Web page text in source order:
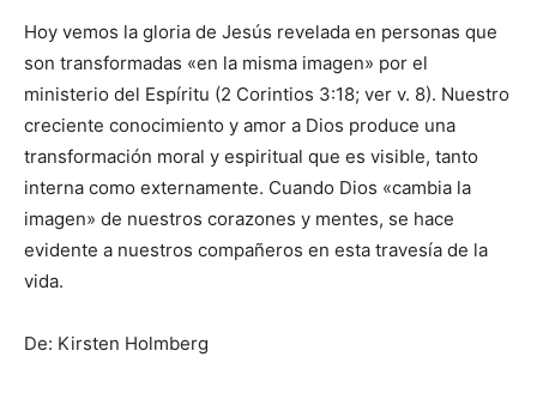
Hoy vemos la gloria de Jesús revelada en personas que
son transformadas «en la misma imagen» por el
ministerio del Espíritu (2 Corintios 3:18; ver v. 8). Nuestro
creciente conocimiento y amor a Dios produce una
transformación moral y espiritual que es visible, tanto
interna como externamente. Cuando Dios «cambia la
imagen» de nuestros corazones y mentes, se hace
evidente a nuestros compañeros en esta travesía de la
vida.
De: Kirsten Holmberg